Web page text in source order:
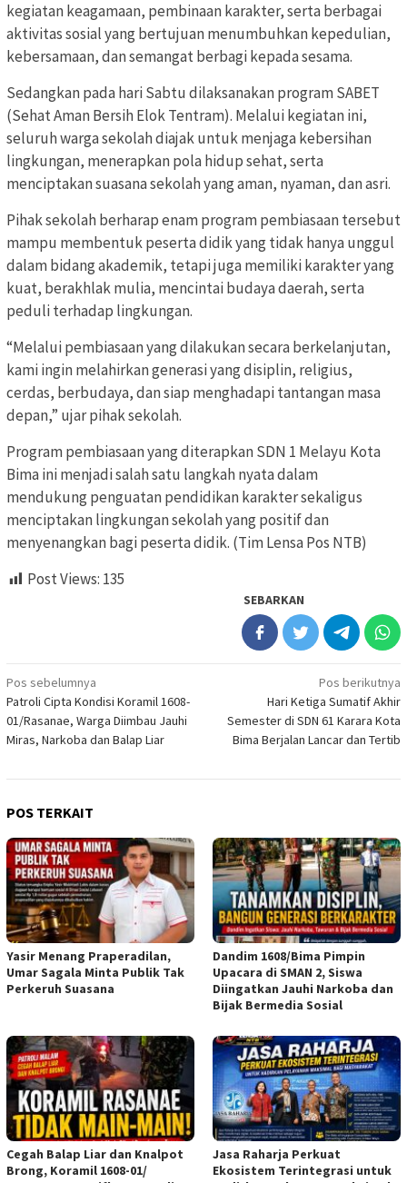
kegiatan keagamaan, pembinaan karakter, serta berbagai
aktivitas sosial yang bertujuan menumbuhkan kepedulian,
kebersamaan, dan semangat berbagi kepada sesama.
Sedangkan pada hari Sabtu dilaksanakan program SABET
(Sehat Aman Bersih Elok Tentram). Melalui kegiatan ini,
seluruh warga sekolah diajak untuk menjaga kebersihan
lingkungan, menerapkan pola hidup sehat, serta
menciptakan suasana sekolah yang aman, nyaman, dan asri.
Pihak sekolah berharap enam program pembiasaan tersebut
mampu membentuk peserta didik yang tidak hanya unggul
dalam bidang akademik, tetapi juga memiliki karakter yang
kuat, berakhlak mulia, mencintai budaya daerah, serta
peduli terhadap lingkungan.
“Melalui pembiasaan yang dilakukan secara berkelanjutan,
kami ingin melahirkan generasi yang disiplin, religius,
cerdas, berbudaya, dan siap menghadapi tantangan masa
depan,” ujar pihak sekolah.
Program pembiasaan yang diterapkan SDN 1 Melayu Kota
Bima ini menjadi salah satu langkah nyata dalam
mendukung penguatan pendidikan karakter sekaligus
menciptakan lingkungan sekolah yang positif dan
menyenangkan bagi peserta didik. (Tim Lensa Pos NTB)
Post Views: 135
SEBARKAN
Navigasi
pos
Pos sebelumnya
Patroli Cipta Kondisi Koramil 1608-
01/Rasanae, Warga Diimbau Jauhi
Miras, Narkoba dan Balap Liar
Pos berikutnya
Hari Ketiga Sumatif Akhir
Semester di SDN 61 Karara Kota
Bima Berjalan Lancar dan Tertib
POS TERKAIT
Yasir Menang Praperadilan,
Umar Sagala Minta Publik Tak
Perkeruh Suasana
Dandim 1608/Bima Pimpin
Upacara di SMAN 2, Siswa
Diingatkan Jauhi Narkoba dan
Bijak Bermedia Sosial
Cegah Balap Liar dan Knalpot
Brong, Koramil 1608-01/
Jasa Raharja Perkuat
Ekosistem Terintegrasi untuk